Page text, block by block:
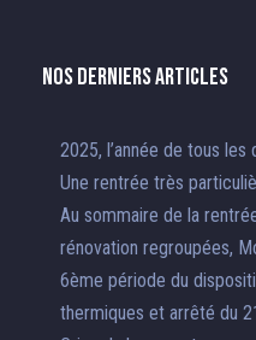
Nos derniers articles
2025, l’année de tous les
Une rentrée très
Au sommaire de la
rénovation regroupées,
6ème période du
thermiques et arrêté du